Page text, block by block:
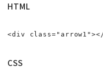
HTML
<div
CSS